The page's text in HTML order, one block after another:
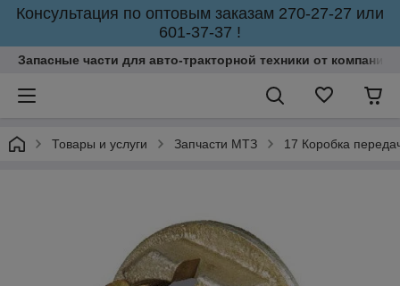
Консультация по оптовым заказам 270-27-27 или
601-37-37 !
Запасные части для авто-тракторной техники от
Товары и услуги Запчасти МТЗ 17 Коробка